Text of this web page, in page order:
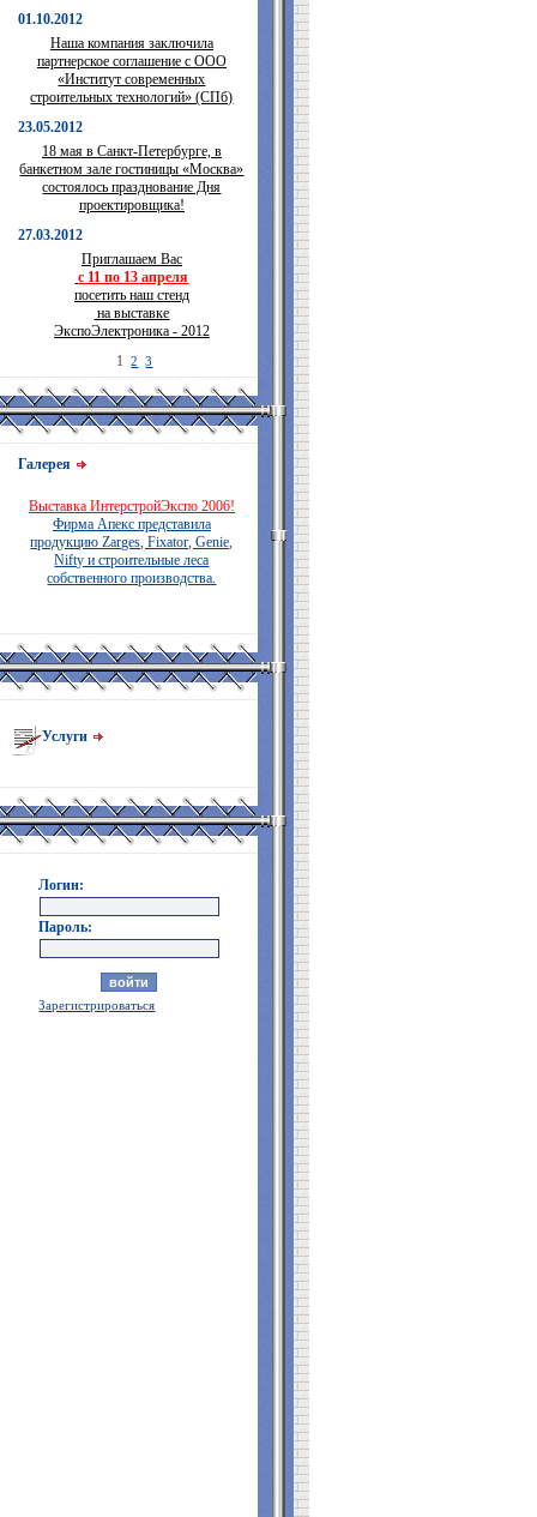
01.10.2012
Наша компания заключила
партнерское соглашение с ООО
«Институт современных
строительных технологий» (СПб)
23.05.2012
18 мая в Санкт-Петербурге, в
банкетном зале гостиницы «Москва»
состоялось празднование Дня
проектировщика!
27.03.2012
Приглашаем Вас
с 11 по 13 апреля
посетить наш стенд
на выставке
ЭкспоЭлектроника - 2012
1
2 3
Галерея
Выставка ИнтерстройЭкспо 2006!
Фирма Апекс представила
продукцию Zarges, Fixator, Genie,
Nifty и строительные леса
собственного производства.
Услуги
Логин:
Пароль:
Зарегистрироваться